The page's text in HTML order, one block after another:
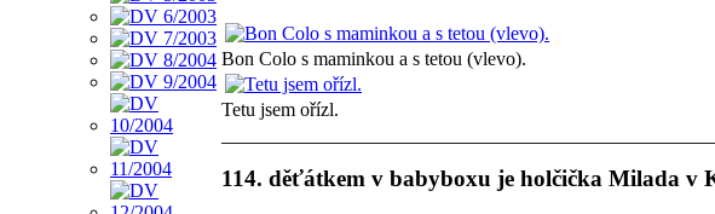
Bon Colo s maminkou a s tetou (vlevo).
Tetu jsem ořízl.
114. děťátkem v babyboxu je holčička Milada v